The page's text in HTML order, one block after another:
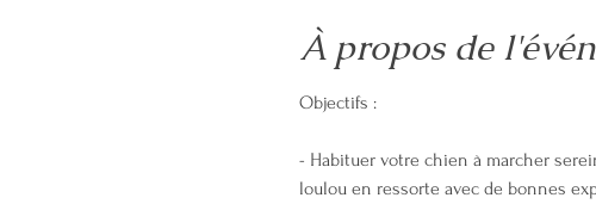
À propos de
Objectifs :
- Habituer votre chien à marcher
loulou en ressorte avec de bonnes